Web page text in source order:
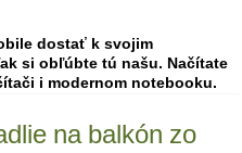
dostať k svojim
si obľúbte tú našu. Načítate
i modernom notebooku.
na balkón zo